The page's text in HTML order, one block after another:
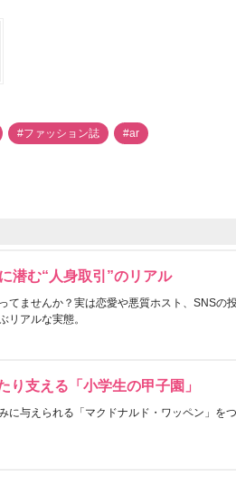
#ファッション誌 #ar
潜む“人身取引”のリアル
てませんか？実は恋愛や悪質ホスト、SNSの
リアルな実態。
り支える「小学生の甲子園」
に与えられる「マクドナルド・ワッペン」を